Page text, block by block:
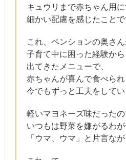
キュウリまで赤ちゃん用に
細かい配慮を感じたことで
これ、ペンションの奥さ
子育て中に困った経験から
出てきたメニューで、
赤ちゃんが喜んで食べら
今でもずっと工夫をしてい
軽いマヨネーズ味だったの
いつもは野菜を嫌がるわが
「ウマ、ウマ」と片言なが